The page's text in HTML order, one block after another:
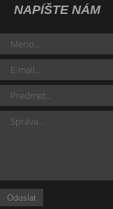
NAPÍŠTE NÁM